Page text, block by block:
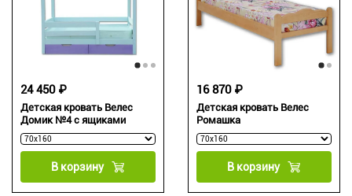
Детская кровать Велес
Домик №4 с ящиками
24 450 ₽
В корзину
Детская кровать Велес
Ромашка
16 870 ₽
В корзину